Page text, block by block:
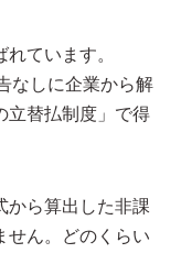
ています。
なしに企業から解
立替払制度」で得
から算出した非課
せん。どのくらい